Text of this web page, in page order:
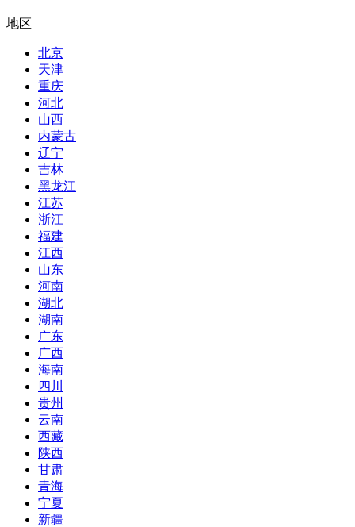
地区
北京
天津
重庆
河北
山西
内蒙古
辽宁
吉林
黑龙江
江苏
浙江
福建
江西
山东
河南
湖北
湖南
广东
广西
海南
四川
贵州
云南
西藏
陕西
甘肃
青海
宁夏
新疆